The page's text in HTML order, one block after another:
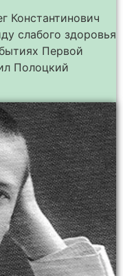
Константинович
слабого здоровья
Первой
Полоцкий